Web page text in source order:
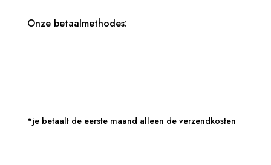
Onze betaalmethodes:
*je betaalt de eerste maand alleen de verzendkosten